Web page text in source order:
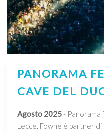
PANORAMA
CAVE DEL
Agosto 2025- Panorama
Lecce. Fowhe è partner